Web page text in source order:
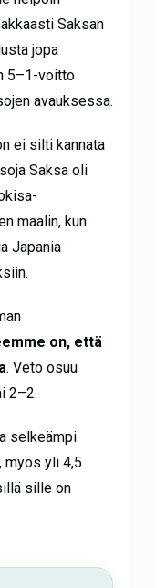
Saksan
jopa
5–1-voitto
avauksessa.
ei silti kannata
Saksa oli
maalin, kun
Japania
on, että
. Veto osuu
2–2.
selkeämpi
myös yli 4,5
sille on